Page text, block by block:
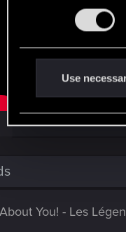
e
l
o
Use
About You! - Les